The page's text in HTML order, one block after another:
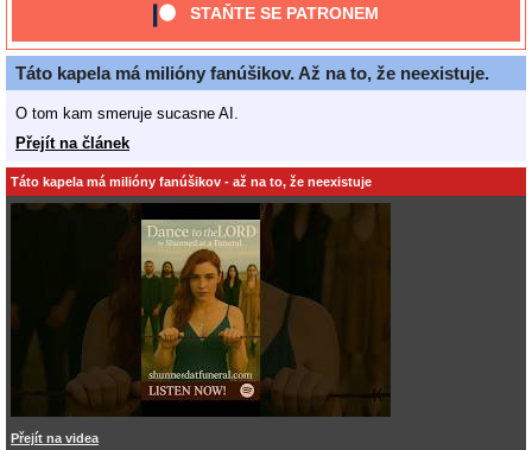
STAŇTE SE PATRONEM
Táto kapela má milióny fanúšikov. Až na to, že neexistuje.
O tom kam smeruje sucasne AI.
Přejít na článek
Táto kapela má milióny fanúšikov - až na to, že neexistuje
Přejít na videa